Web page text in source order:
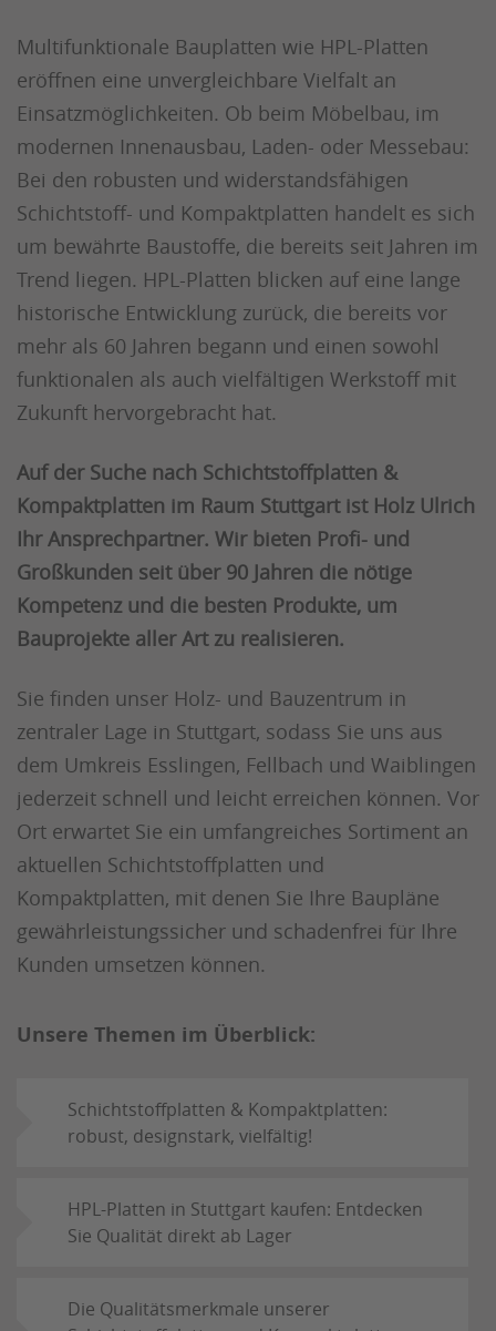
Multifunktionale Bauplatten wie HPL-Platten
eröffnen eine unvergleichbare Vielfalt an
Einsatzmöglichkeiten. Ob beim Möbelbau, im
modernen Innenausbau, Laden- oder Messebau:
Bei den robusten und widerstandsfähigen
Schichtstoff- und Kompaktplatten handelt es sich
um bewährte Baustoffe, die bereits seit Jahren im
Trend liegen. HPL-Platten blicken auf eine lange
historische Entwicklung zurück, die bereits vor
mehr als 60 Jahren begann und einen sowohl
funktionalen als auch vielfältigen Werkstoff mit
Zukunft hervorgebracht hat.
Auf der Suche nach Schichtstoffplatten &
Kompaktplatten im Raum Stuttgart ist Holz Ulrich
Ihr Ansprechpartner. Wir bieten Profi- und
Großkunden seit über 90 Jahren die nötige
Kompetenz und die besten Produkte, um
Bauprojekte aller Art zu realisieren.
Sie finden unser Holz- und Bauzentrum in
zentraler Lage in Stuttgart, sodass Sie uns aus
dem Umkreis Esslingen, Fellbach und Waiblingen
jederzeit schnell und leicht erreichen können. Vor
Ort erwartet Sie ein umfangreiches Sortiment an
aktuellen Schichtstoffplatten und
Kompaktplatten, mit denen Sie Ihre Baupläne
gewährleistungssicher und schadenfrei für Ihre
Kunden umsetzen können.
Unsere Themen im Überblick:
Schichtstoffplatten & Kompaktplatten:
robust, designstark, vielfältig!
HPL-Platten in Stuttgart kaufen: Entdecken
Sie Qualität direkt ab Lager
Die Qualitätsmerkmale unserer